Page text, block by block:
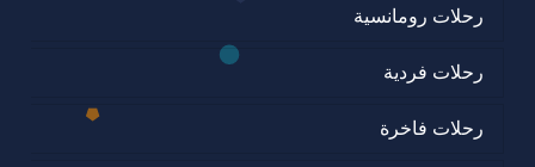
رحلات رومانسية
رحلات فردية
رحلات فاخرة